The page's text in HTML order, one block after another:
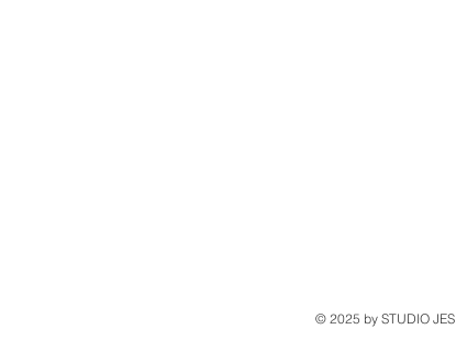
© 2025 by STUDIO JES